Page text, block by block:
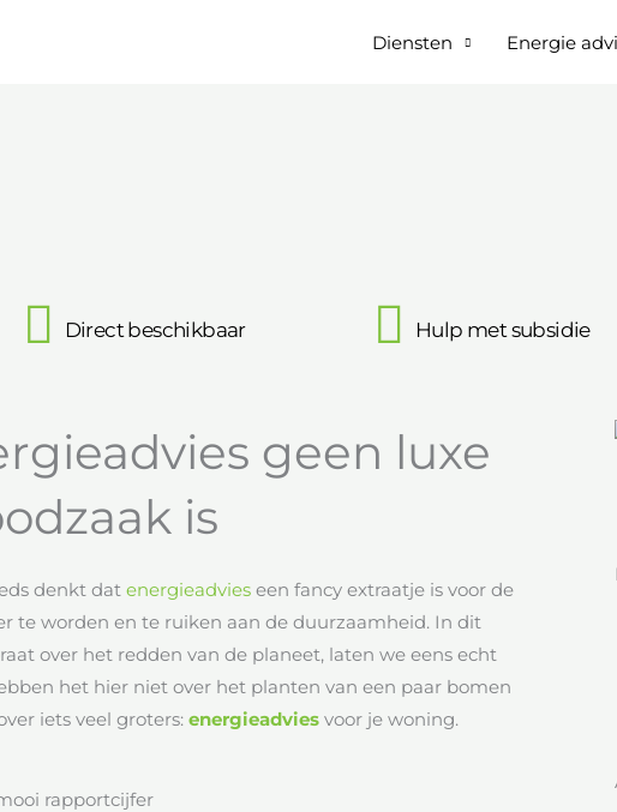
Diensten Energie
Direct beschikbaar Hulp met subsidie
geen luxe
is
denkt dat energieadvies een fancy extraatje is voor de
te worden en te ruiken aan de duurzaamheid. In dit
over het redden van de planeet, laten we eens echt
het hier niet over het planten van een paar bomen
iets veel groters: energieadvies voor je woning.
rapportcijfer